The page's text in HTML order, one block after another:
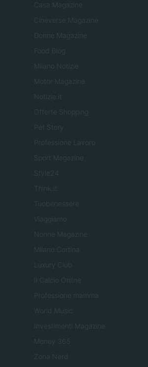
Casa Magazine
Cineverse Magazine
Donne Magazine
Food Blog
Milano Notizie
Motor Magazine
Notizie.it
Offerte Shopping
Pet Story
Professione Lavoro
Sport Magazine
Style24
Think.it
Tuobenessere
Viaggiamo
Nonne Magazine
Milano Cortina
Luxury Club
Il Calcio Online
Professione mamma
World Music
Investimenti Magazine
Money 365
Zona Nerd